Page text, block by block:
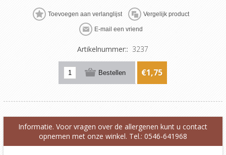
Artikelnummer:: 3237
€1,75
Informatie. Voor vragen over de allergenen kunt u contact
opnemen met onze winkel. Tel.: 0546-641968